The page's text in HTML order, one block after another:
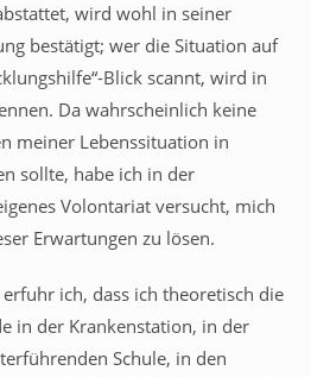
wird wohl in seiner
bestätigt; wer die Situation auf
Blick scannt, wird in
Da wahrscheinlich keine
meiner Lebenssituation in
sollte, habe ich in der
Volontariat versucht, mich
Erwartungen zu lösen.
ich, dass ich theoretisch die
in der Krankenstation, in der
Schule, in den